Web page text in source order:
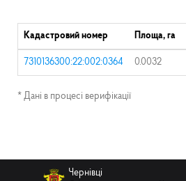
Кадастровий номер Площа, га
7310136300:22:002:0364 0.0032
* Дані в процесі верифікації
Чернівці